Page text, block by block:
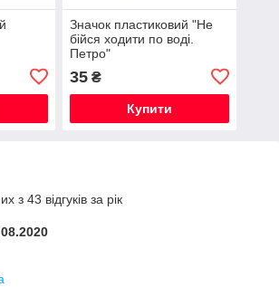
Значок пластиковий "Не
бійся ходити по воді.
Петро"
35₴
Купити
з 43 відгуків за рік